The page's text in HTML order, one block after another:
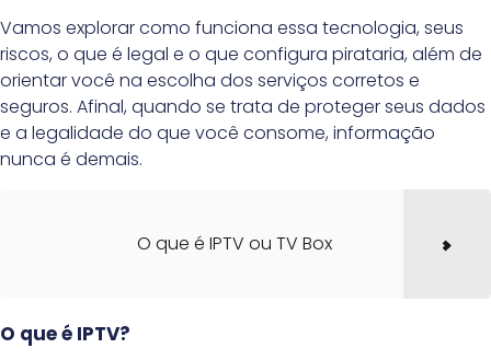
Vamos explorar como funciona essa tecnologia, seus
riscos, o que é legal e o que configura pirataria, além de
orientar você na escolha dos serviços corretos e
seguros. Afinal, quando se trata de proteger seus dados
e a legalidade do que você consome, informação
nunca é demais.
O que é IPTV ou TV Box
O que é IPTV?